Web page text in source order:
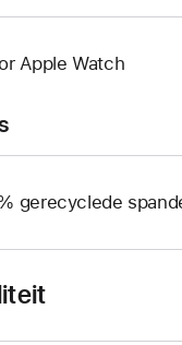
Apple Watch
gerecyclede